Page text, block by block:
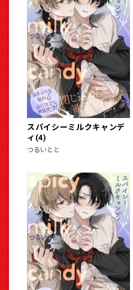
スパイシーミルクキャンデ
ィ(4)
つるいとと